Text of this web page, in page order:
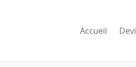
Accueil